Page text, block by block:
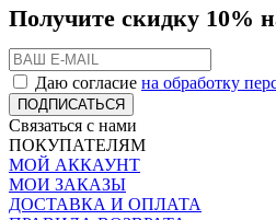
Получите скидку 10%
Даю согласие на обработку
ПОДПИСАТЬСЯ
Связаться с нами
ПОКУПАТЕЛЯМ
МОЙ АККАУНТ
МОИ ЗАКАЗЫ
ДОСТАВКА И ОПЛАТА